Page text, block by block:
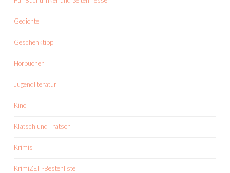
Gedichte
Geschenktipp
Hörbücher
Jugendliteratur
Kino
Klatsch und Tratsch
Krimis
KrimiZEIT-Bestenliste